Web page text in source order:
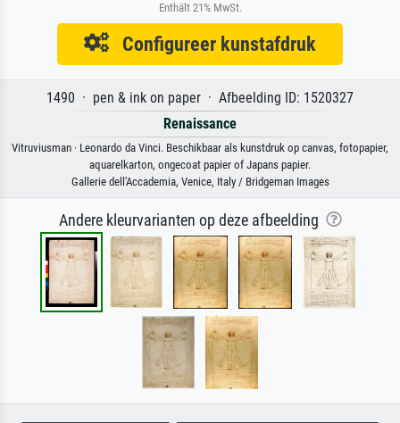
Enthält 21% MwSt.
Configureer kunstafdruk
1490 · pen & ink on paper · Afbeelding ID: 1520327
Renaissance
Vitruviusman · Leonardo da Vinci. Beschikbaar als kunstdruk op canvas, fotopapier,
aquarelkarton, ongecoat papier of Japans papier.
Gallerie dell'Accademia, Venice, Italy / Bridgeman Images
Andere kleurvarianten op deze afbeelding